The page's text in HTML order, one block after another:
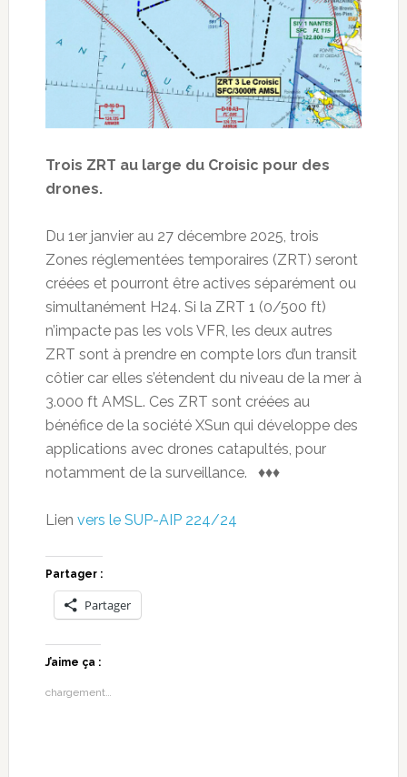
Trois ZRT au large du Croisic pour des
drones.
Du 1er janvier au 27 décembre 2025, trois
Zones réglementées temporaires (ZRT) seront
créées et pourront être actives séparément ou
simultanément H24. Si la ZRT 1 (0/500 ft)
n’impacte pas les vols VFR, les deux autres
ZRT sont à prendre en compte lors d’un transit
côtier car elles s’étendent du niveau de la mer à
3.000 ft AMSL. Ces ZRT sont créées au
bénéfice de la société XSun qui développe des
applications avec drones catapultés, pour
notamment de la surveillance. ♦♦♦
Lien vers le SUP-AIP 224/24
Partager :
Partager
J’aime ça :
chargement…